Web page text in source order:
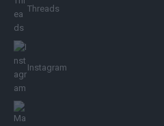
Threads
Instagram